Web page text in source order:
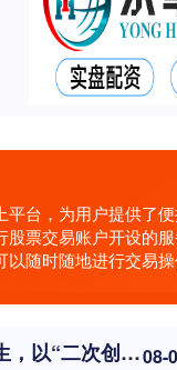
台，为用户提供了
票交易账户开设的
随时随地进行交易操
股票加杠杆方法 大沥镇新一届党委班子产生，以“二次创业”姿态再造新大沥08-